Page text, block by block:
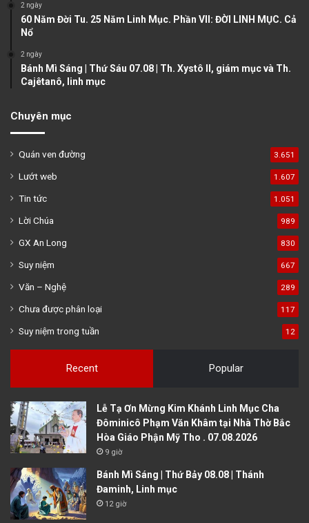
2 ngày
60 Năm Đời Tu. 25 Năm Linh Mục. Phần VII: ĐỜI LINH MỤC. Cả
Nổ
2 ngày
Bánh Mì Sáng | Thứ Sáu 07.08 | Th. Xystô II, giám mục và Th.
Cajêtanô, linh mục
Chuyên mục
Quán ven đường 3.651
Lướt web 1.607
Tin tức 1.051
Lời Chúa 989
GX An Long 830
Suy niệm 667
Văn – Nghệ 289
Chưa được phân loại 117
Suy niệm trong tuần 12
Recent Popular
Lễ Tạ Ơn Mừng Kim Khánh Linh Mục Cha
Đôminicô Phạm Văn Khâm tại Nhà Thờ Bắc
Hòa Giáo Phận Mỹ Tho . 07.08.2026
9 giờ
Bánh Mì Sáng | Thứ Bảy 08.08 | Thánh
Đaminh, Linh mục
12 giờ